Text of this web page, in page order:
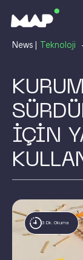
News | Teknoloji
İÇİN
3 Dk. Okuma